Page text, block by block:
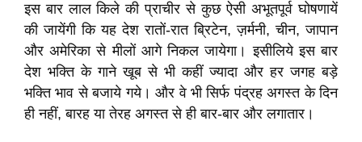
इस बार लाल किले की प्राचीर से कुछ ऐसी अभूतपूर्व घोषणायें
की जायेंगी कि यह देश रातों-रात ब्रिटेन, ज़र्मनी, चीन, जापान
और अमेरिका से मीलों आगे निकल जायेगा। इसीलिये इस बार
देश भक्ति के गाने खूब से भी कहीं ज्यादा और हर जगह बड़े
भक्ति भाव से बजाये गये। और वे भी सिर्फ पंद्रह अगस्त के दिन
ही नहीं, बारह या तेरह अगस्त से ही बार-बार और लगातार।